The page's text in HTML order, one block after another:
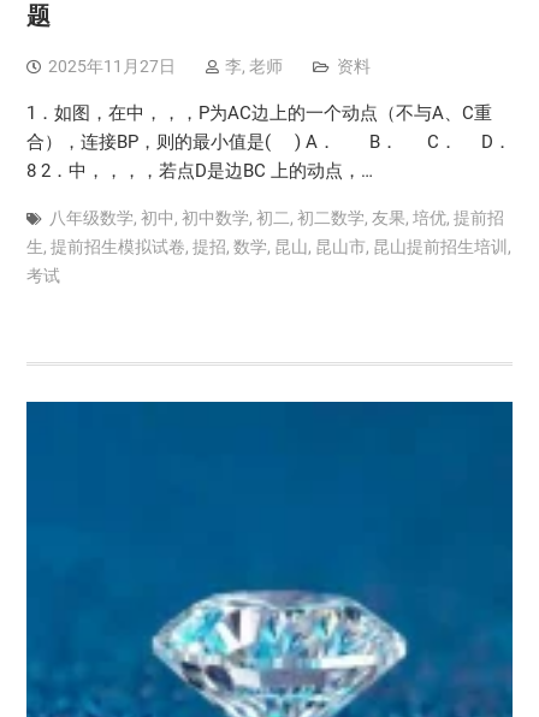
题
2025年11月27日 李, 老师 资料
1．如图，在中，，，P为AC边上的一个动点（不与A、C重
合），连接BP，则的最小值是( ) A． B． C． D．
8 2．中，，，，若点D是边BC 上的动点，…
八年级数学, 初中, 初中数学, 初二, 初二数学, 友果, 培优, 提前招
生, 提前招生模拟试卷, 提招, 数学, 昆山, 昆山市, 昆山提前招生培训 ,
考试